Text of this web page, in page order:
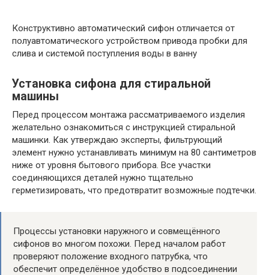
Конструктивно автоматический сифон отличается от
полуавтоматического устройством привода пробки для
слива и системой поступления воды в ванну
Установка сифона для стиральной
машины
Перед процессом монтажа рассматриваемого изделия
желательно ознакомиться с инструкцией стиральной
машинки. Как утверждаю эксперты, фильтрующий
элемент нужно устанавливать минимум на 80 сантиметров
ниже от уровня бытового прибора. Все участки
соединяющихся деталей нужно тщательно
герметизировать, что предотвратит возможные подтечки.
Процессы установки наружного и совмещённого
сифонов во многом похожи. Перед началом работ
проверяют положение входного патрубка, что
обеспечит определённое удобство в подсоединении